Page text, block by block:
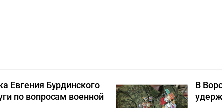
Евгения Бурдинского
по вопросам военной
В